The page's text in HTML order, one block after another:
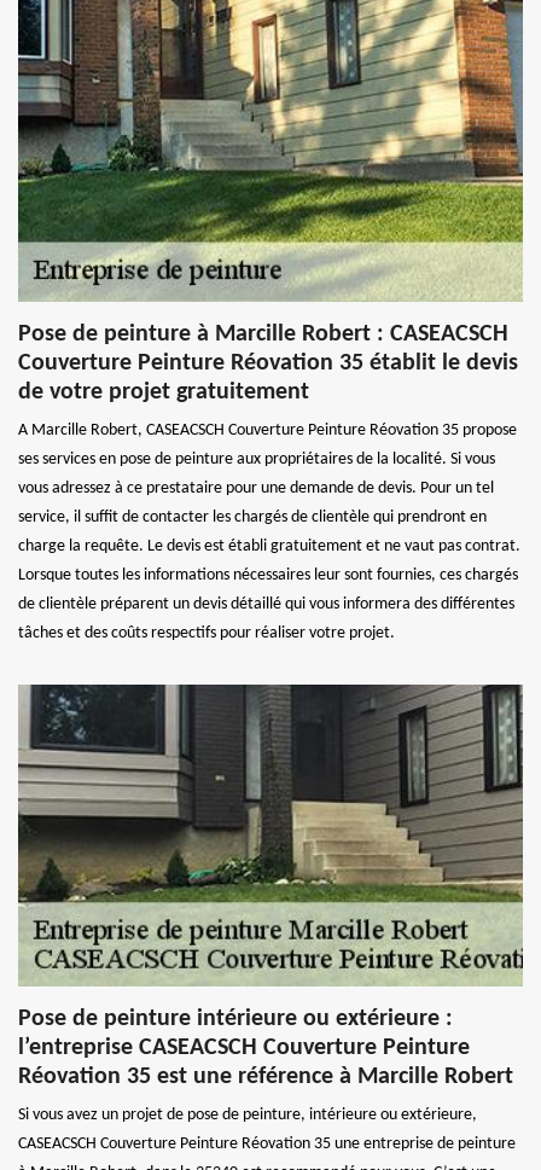
Pose de peinture à Marcille Robert : CASEACSCH
Couverture Peinture Réovation 35 établit le devis
de votre projet gratuitement
A Marcille Robert, CASEACSCH Couverture Peinture Réovation 35 propose
ses services en pose de peinture aux propriétaires de la localité. Si vous
vous adressez à ce prestataire pour une demande de devis. Pour un tel
service, il suffit de contacter les chargés de clientèle qui prendront en
charge la requête. Le devis est établi gratuitement et ne vaut pas contrat.
Lorsque toutes les informations nécessaires leur sont fournies, ces chargés
de clientèle préparent un devis détaillé qui vous informera des différentes
tâches et des coûts respectifs pour réaliser votre projet.
Pose de peinture intérieure ou extérieure :
l’entreprise CASEACSCH Couverture Peinture
Réovation 35 est une référence à Marcille Robert
Si vous avez un projet de pose de peinture, intérieure ou extérieure,
CASEACSCH Couverture Peinture Réovation 35 une entreprise de peinture